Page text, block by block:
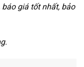
giá tốt nhất, bảo